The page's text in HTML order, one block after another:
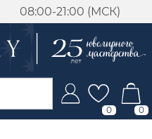
08:00-21:00 (МСК)
0 0